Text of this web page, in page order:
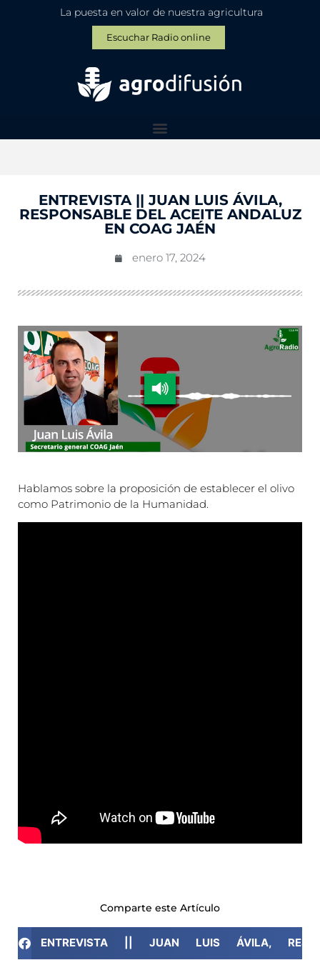
La puesta en valor de nuestra agricultura
Escuchar Radio online
ENTREVISTA || JUAN LUIS ÁVILA,
RESPONSABLE DEL ACEITE ANDALUZ
EN COAG JAÉN
enero 17, 2024
Hablamos sobre la proposición de establecer el olivo
como Patrimonio de la Humanidad.
Comparte este Artículo
ENTREVISTA || JUAN LUIS ÁVILA,